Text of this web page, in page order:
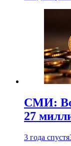
СМИ:
27
3 года спустя